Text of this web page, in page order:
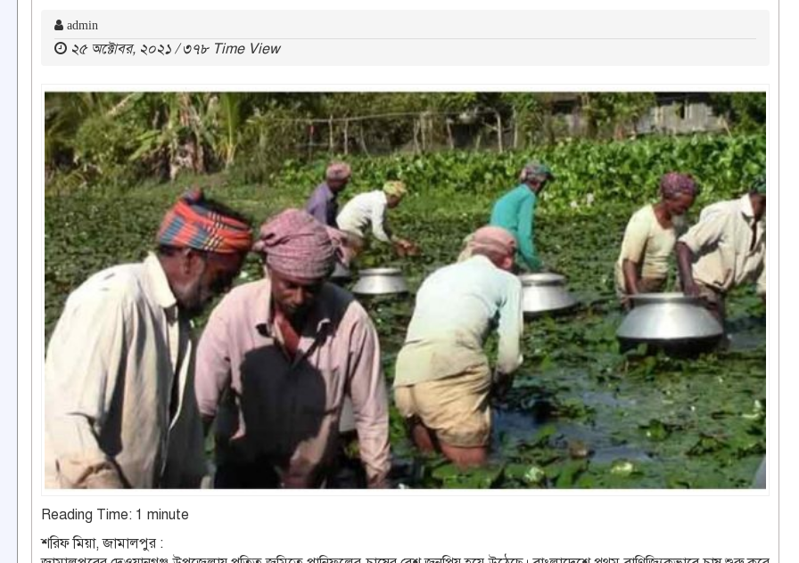
admin
২৫ অক্টোবর, ২০২১ / ৩৭৮ Time View
Reading Time: 1 minute
শরিফ মিয়া, জামালপুর :